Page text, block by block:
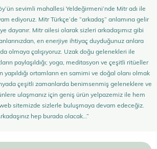
sevimli mahallesi Yeldeğirmeni’nde Mitr adı ile
ediyoruz. Mitr Türkçe’de “arkadaş” anlamına gelir
dayanır. Mitr ailesi olarak sizleri arkadaşımız gibi
en enerjiye ihtiyaç duyduğunuz anlara
olmaya çalışıyoruz. Uzak doğu gelenekleri ile
paylaşıldığı; yoga, meditasyon ve çeşitli ritüeller
ortamların en samimi ve doğal olanı olmak
çeşitli zamanlarda benimsenmiş geleneklere ve
ulaşmanız için geniş ürün yelpazemiz ile hem
sitemizde sizlerle buluşmaya devam edeceğiz.
hep burada olacak…”